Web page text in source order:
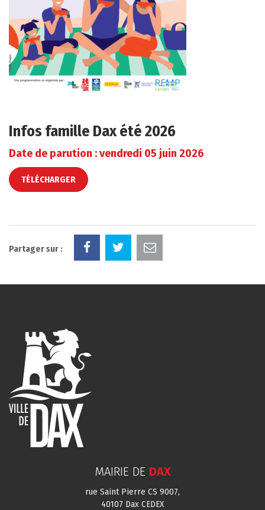
Infos famille Dax été 2026
Date de parution : vendredi 05 juin 2026
TÉLÉCHARGER
Partager sur :
MAIRIE DE DAX
rue Saint Pierre CS 9007,
40107 Dax CEDEX